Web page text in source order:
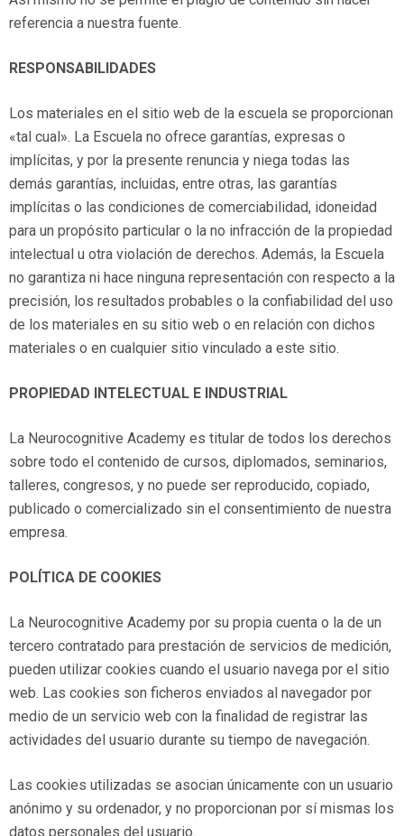
referencia a nuestra fuente.
RESPONSABILIDADES
Los materiales en el sitio web de la escuela se proporcionan
«tal cual». La Escuela no ofrece garantías, expresas o
implícitas, y por la presente renuncia y niega todas las
demás garantías, incluidas, entre otras, las garantías
implícitas o las condiciones de comerciabilidad, idoneidad
para un propósito particular o la no infracción de la propiedad
intelectual u otra violación de derechos. Además, la Escuela
no garantiza ni hace ninguna representación con respecto a la
precisión, los resultados probables o la confiabilidad del uso
de los materiales en su sitio web o en relación con dichos
materiales o en cualquier sitio vinculado a este sitio.
PROPIEDAD INTELECTUAL E INDUSTRIAL
La Neurocognitive Academy es titular de todos los derechos
sobre todo el contenido de cursos, diplomados, seminarios,
talleres, congresos, y no puede ser reproducido, copiado,
publicado o comercializado sin el consentimiento de nuestra
empresa.
POLÍTICA DE COOKIES
La Neurocognitive Academy por su propia cuenta o la de un
tercero contratado para prestación de servicios de medición,
pueden utilizar cookies cuando el usuario navega por el sitio
web. Las cookies son ficheros enviados al navegador por
medio de un servicio web con la finalidad de registrar las
actividades del usuario durante su tiempo de navegación.
Las cookies utilizadas se asocian únicamente con un usuario
anónimo y su ordenador, y no proporcionan por sí mismas los
datos personales del usuario.